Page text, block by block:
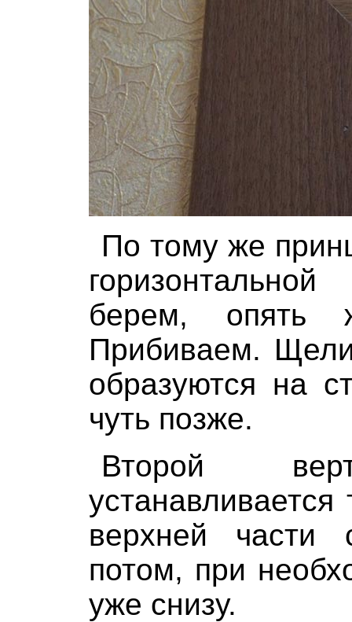
По тому же
берем, опять
Прибиваем.
образуются на
чуть позже.
Второй
верхней части
потом, при
уже снизу.